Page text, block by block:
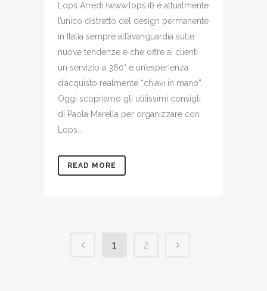
Lops Arredi (www.lops.it) è attualmente
l’unico distretto del design permanente
in Italia sempre all’avanguardia sulle
nuove tendenze e che offre ai clienti
un servizio a 360° e un’esperienza
d’acquisto realmente “chiavi in mano”.
Oggi scopriamo gli utilissimi consigli
di Paola Marella per organizzare con
Lops...
READ MORE
1 2